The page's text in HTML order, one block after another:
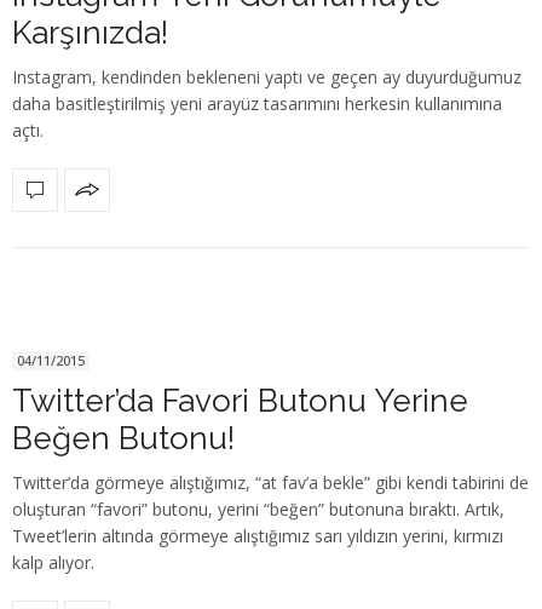
Karşınızda!
Instagram, kendinden bekleneni yaptı ve geçen ay duyurduğumuz
daha basitleştirilmiş yeni arayüz tasarımını herkesin kullanımına
açtı.
04/11/2015
Twitter’da Favori Butonu Yerine
Beğen Butonu!
Twitter’da görmeye alıştığımız, “at fav’a bekle” gibi kendi tabirini de
oluşturan “favori” butonu, yerini “beğen” butonuna bıraktı. Artık,
Tweet’lerin altında görmeye alıştığımız sarı yıldızın yerini, kırmızı
kalp alıyor.